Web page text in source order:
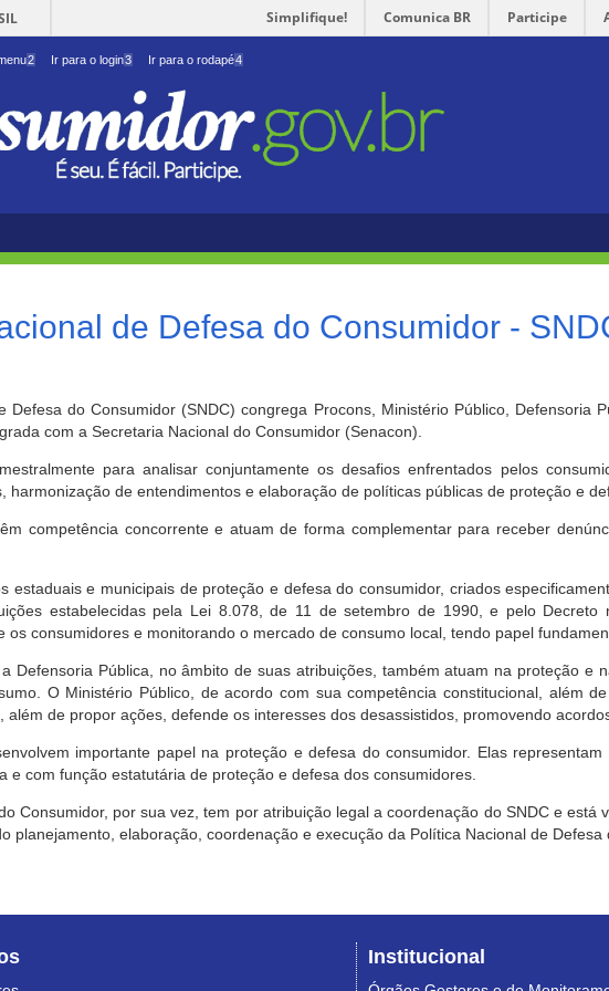
Simplifique! Comunica BR Participe
2 Ir para o login3 Ir para o rodapé4
de Defesa do Consumidor -
Defesa do Consumidor (SNDC) congrega Procons, Ministério Público, Defensoria
com a Secretaria Nacional do Consumidor (Senacon).
para analisar conjuntamente os desafios enfrentados pelos
harmonização de entendimentos e elaboração de políticas públicas de proteção e
competência concorrente e atuam de forma complementar para receber
estaduais e municipais de proteção e defesa do consumidor, criados
estabelecidas pela Lei 8.078, de 11 de setembro de 1990, e pelo
os consumidores e monitorando o mercado de consumo local, tendo papel
Defensoria Pública, no âmbito de suas atribuições, também atuam na proteção e
O Ministério Público, de acordo com sua competência constitucional, além
além de propor ações, defende os interesses dos desassistidos, promovendo
importante papel na proteção e defesa do consumidor. Elas
e com função estatutária de proteção e defesa dos consumidores.
Consumidor, por sua vez, tem por atribuição legal a coordenação do SNDC e
planejamento, elaboração, coordenação e execução da Política Nacional de Defesa
Institucional